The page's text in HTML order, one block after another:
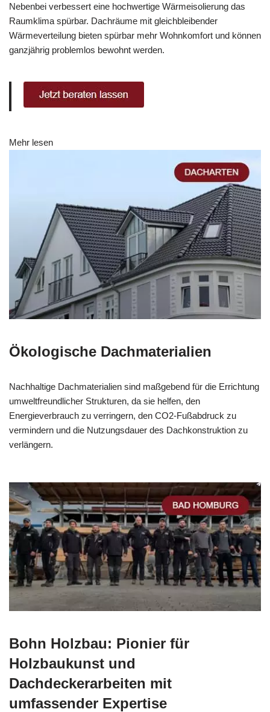
Nebenbei verbessert eine hochwertige Wärmeisolierung das
Raumklima spürbar. Dachräume mit gleichbleibender
Wärmeverteilung bieten spürbar mehr Wohnkomfort und können
ganzjährig problemlos bewohnt werden.
Mehr lesen
Ökologische Dachmaterialien
Nachhaltige Dachmaterialien sind maßgebend für die Errichtung
umweltfreundlicher Strukturen, da sie helfen, den
Energieverbrauch zu verringern, den CO2-Fußabdruck zu
vermindern und die Nutzungsdauer des Dachkonstruktion zu
verlängern.
Bohn Holzbau: Pionier für
Holzbaukunst und
Dachdeckerarbeiten mit
umfassender Expertise